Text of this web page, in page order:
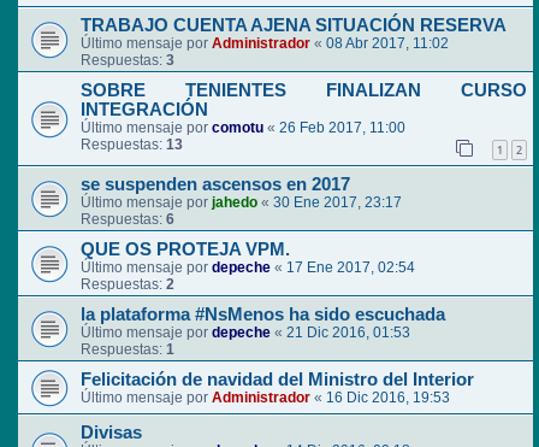
TRABAJO CUENTA AJENA SITUACIÓN RESERVA
Último mensaje por Administrador « 08 Abr 2017, 11:02
Respuestas: 3
SOBRE TENIENTES FINALIZAN CURSO
INTEGRACIÓN
Último mensaje por comotu « 26 Feb 2017, 11:00
Respuestas: 13 1 2
se suspenden ascensos en 2017
Último mensaje por jahedo « 30 Ene 2017, 23:17
Respuestas: 6
QUE OS PROTEJA VPM.
Último mensaje por depeche « 17 Ene 2017, 02:54
Respuestas: 2
la plataforma #NsMenos ha sido escuchada
Último mensaje por depeche « 21 Dic 2016, 01:53
Respuestas: 1
Felicitación de navidad del Ministro del Interior
Último mensaje por Administrador « 16 Dic 2016, 19:53
Divisas